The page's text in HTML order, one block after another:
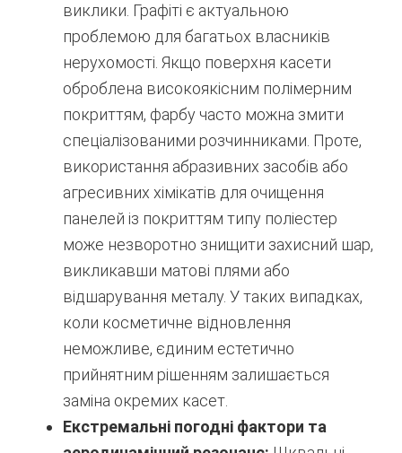
виклики. Графіті є актуальною
проблемою для багатьох власників
нерухомості. Якщо поверхня касети
оброблена високоякісним полімерним
покриттям, фарбу часто можна змити
спеціалізованими розчинниками. Проте,
використання абразивних засобів або
агресивних хімікатів для очищення
панелей із покриттям типу поліестер
може незворотно знищити захисний шар,
викликавши матові плями або
відшарування металу. У таких випадках,
коли косметичне відновлення
неможливе, єдиним естетично
прийнятним рішенням залишається
заміна окремих касет.
Екстремальні погодні фактори та